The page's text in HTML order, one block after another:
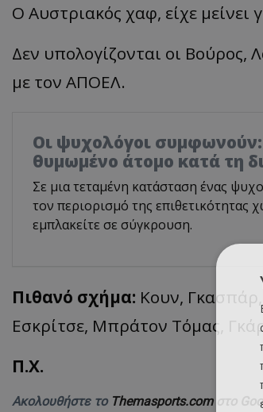
Ο Αυστριακός χαφ, είχε μείνει
Δεν υπολογίζονται οι Βούρος,
με τον ΑΠΟΕΛ.
Οι ψυχολόγοι
θυμωμένο άτομο κατά τη
Σε μια τεταμένη κατάσταση ένας
τον περιορισμό της επιθετικότητας
εμπλακείτε σε σύγκρουση.
Πιθανό σχήμα: Κουν,
Εσκρίτσε, Μπράτον Τόμας,
Π.Χ.
Ακολουθήστε το Themasports.com στο